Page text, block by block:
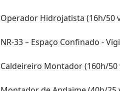
Operador Hidrojatista (16h/50
NR-33 – Espaço Confinado -
Caldeireiro Montador (160h/50